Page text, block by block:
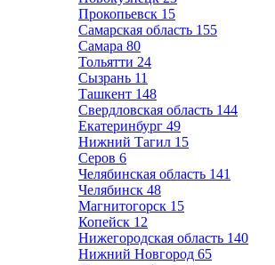
Прокопьевск 15
Самарская область 155
Самара 80
Тольятти 24
Сызрань 11
Ташкент 148
Свердловская область 144
Екатеринбург 49
Нижний Тагил 15
Серов 6
Челябинская область 141
Челябинск 48
Магнитогорск 15
Копейск 12
Нижегородская область 140
Нижний Новгород 65